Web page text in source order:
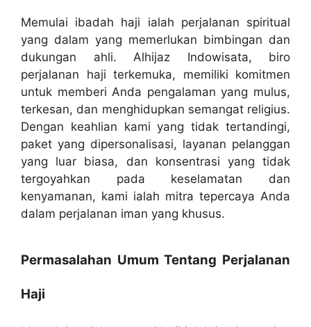
Memulai ibadah haji ialah perjalanan spiritual
yang dalam yang memerlukan bimbingan dan
dukungan ahli. Alhijaz Indowisata, biro
perjalanan haji terkemuka, memiliki komitmen
untuk memberi Anda pengalaman yang mulus,
terkesan, dan menghidupkan semangat religius.
Dengan keahlian kami yang tidak tertandingi,
paket yang dipersonalisasi, layanan pelanggan
yang luar biasa, dan konsentrasi yang tidak
tergoyahkan pada keselamatan dan
kenyamanan, kami ialah mitra tepercaya Anda
dalam perjalanan iman yang khusus.
Permasalahan Umum Tentang Perjalanan
Haji